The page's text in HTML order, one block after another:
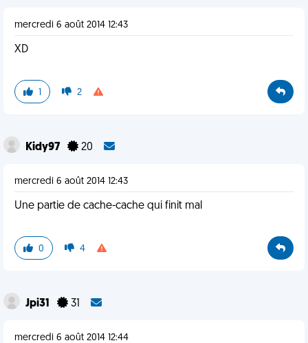
mercredi 6 août 2014 12:43
XD
1 2
Kidy97 20
mercredi 6 août 2014 12:43
Une partie de cache-cache qui finit mal
0 4
Jpi31 31
mercredi 6 août 2014 12:44